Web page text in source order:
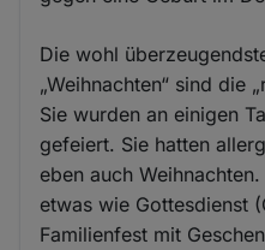
Die wohl
„Weihnachten“ sind die
Sie wurden an einigen
gefeiert. Sie hatten
eben auch
etwas wie Gottesdienst
Familienfest mit